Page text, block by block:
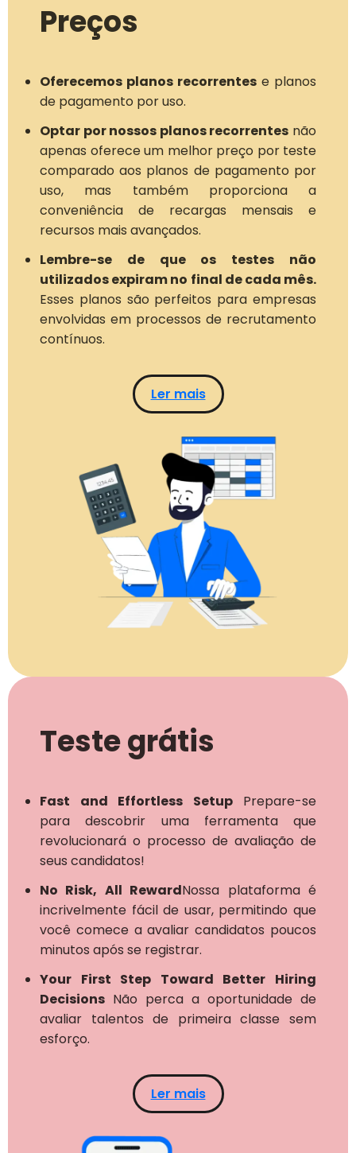
Preços
Oferecemos planos recorrentes e planos
de pagamento por uso.
Optar por nossos planos recorrentes não
apenas oferece um melhor preço por teste
comparado aos planos de pagamento por
uso, mas também proporciona a
conveniência de recargas mensais e
recursos mais avançados.
Lembre-se de que os testes não
utilizados expiram no final de cada mês.
Esses planos são perfeitos para empresas
envolvidas em processos de recrutamento
contínuos.
Ler mais
Teste grátis
Fast and Effortless SetupPrepare-se
para descobrir uma ferramenta que
revolucionará o processo de avaliação de
seus candidatos!
No Risk, All RewardNossa plataforma é
incrivelmente fácil de usar, permitindo que
você comece a avaliar candidatos poucos
minutos após se registrar.
Your First Step Toward Better Hiring
Decisions Não perca a oportunidade de
avaliar talentos de primeira classe sem
esforço.
Ler mais